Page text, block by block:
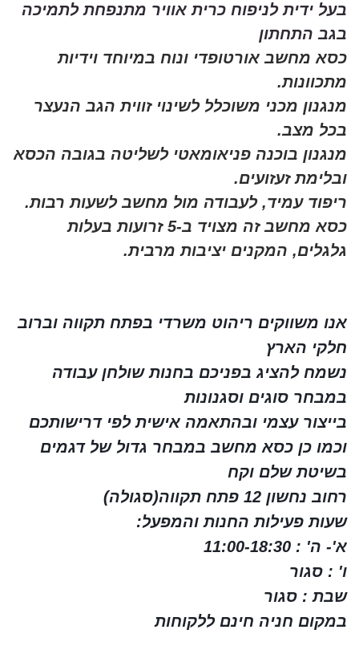
בעל ידית לניפוח כרית אוויר מתנפחת לתמיכה
בגב התחתון
כסא מחשב אורטופדי ונוח במיוחד וידיות
מתכוונות.
מנגנון מכני משוכלל לשינוי זווית הגב הנעצר
בכל מצב.
מנגנון בוכנה פניאומאטי לשליטה בגובה הכסא
ובלימת זעזועים.
ריפוד עמיד, לעבודה מול מחשב לשעות רבות.
כסא מחשב זה מצויד ב-5 זרועות בעלות
גלגלים, המקנים יציבות מרבית.
אנו משווקים ריהוט משרדי בפתח תקווה וברוב
חלקי הארץ
נשמח להציג בפניכם בחנות שולחן עבודה
במבחר סוגים וסגנונות
בייצור עצמי ובהתאמה אישית לפי דרישותכם
וכמו כן כסא מחשב במבחר גדול של דגמים
בשיטת שלם וקח
רחוב נחשון 12 פתח תקווה(סגולה)
שעות פעילות החנות והמפעל:
א'- ה' : 11:00-18:30
ו' : סגור
שבת : סגור
במקום חניה חינם ללקוחות